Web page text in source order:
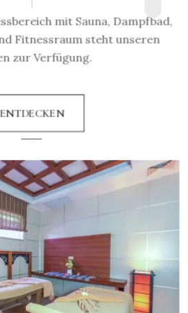
mit Sauna, Dampfbad,
Fitnessraum steht unseren
zur Verfügung.
ENTDECKEN